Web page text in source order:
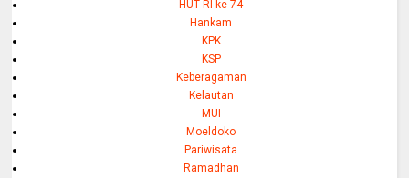
HUT RI ke 74
Hankam
KPK
KSP
Keberagaman
Kelautan
MUI
Moeldoko
Pariwisata
Ramadhan